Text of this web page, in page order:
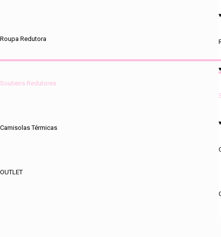
Roupa Redutora
Soutiens Redutores
Camisolas Térmicas
OUTLET